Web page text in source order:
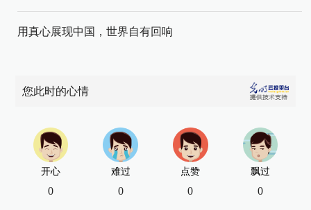
用真心展现中国，世界自有回响
您此时的心情
开心
0
难过
0
点赞
0
飘过
0